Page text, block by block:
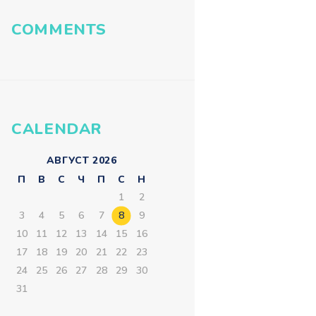
COMMENTS
CALENDAR
АВГУСТ 2026
П
В С Ч П С
Н
1
2
3
4 5 6 7 8
9
10
11 12 13 14 15
16
17
18 19 20 21 22
23
24
25 26 27 28 29
30
31